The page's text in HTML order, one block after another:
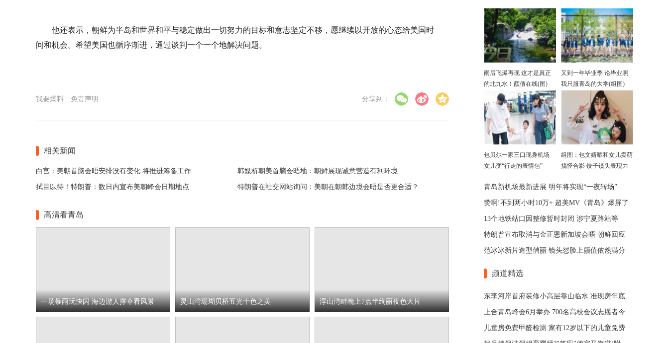
他还表示，朝鲜为半岛和世界和平与稳定做出一切努力的目标和意志坚定不移，愿继续以开放的心态给美国时
间和机会。希望美国也循序渐进，通过谈判一个一个地解决问题。
我要爆料 免责声明 分享到：
相关新闻
白宫：美朝首脑会晤安排没有变化 将推进筹备工作 韩媒析朝美首脑会晤地：朝鲜展现诚意营造有利环境
拭目以待！特朗普：数日内宣布美朝峰会日期地点 特朗普在社交网站询问：美朝在朝韩边境会晤是否更合适？
高清看青岛
一场暴雨玩快闪 海边游人撑伞看风景 灵山湾珊瑚贝桥五光十色之美 浮山湾畔晚上7点半绚丽夜色大片
雨后飞瀑再现 这才是真正
的北九水！颜值在线(图)
又到一年毕业季 论毕业照
我只服青岛的大学(组图)
包贝尔一家三口现身机场
女儿变“行走的表情包”
组图：包文婧晒和女儿卖萌
搞怪合影 饺子镜头表现力
青岛新机场最新进展 明年将实现“一夜转场”
赞啊!不到两小时10万+ 超美MV《青岛》爆屏了
13个地铁站口因整修暂时封闭 涉宁夏路站等
特朗普宣布取消与金正恩新加坡会晤 朝鲜回应
范冰冰新片造型俏丽 镜头怼脸上颜值依然满分
频道精选
东李河岸首府装修小高层靠山临水 准现房年底交付
上合青岛峰会6月举办 700名高校会议志愿者今日出征
儿童房免费甲醛检测:家有12岁以下的儿童免费